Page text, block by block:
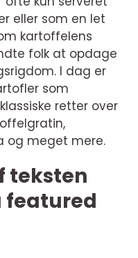
eller som en let
kartoffelens
folk at opdage
I dag er
som
retter over
og meget mere.
teksten
featured